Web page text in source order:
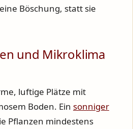
Böschung, statt sie
und Mikroklima
luftige Plätze mit
Boden. Ein sonniger
Pflanzen mindestens